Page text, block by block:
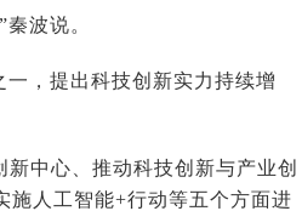
波说。
一，提出科技创新实力持续增
中心、推动科技创新与产业创
施人工智能+行动等五个方面进